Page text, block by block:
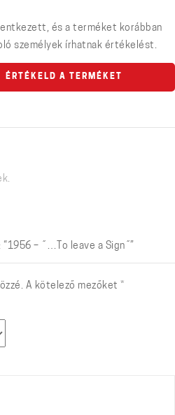
és a terméket korábban
személyek írhatnak értékelést.
ÉRTÉKELD A TERMÉKET
– ˝…To leave a Sign˝”
A kötelező mezőket *